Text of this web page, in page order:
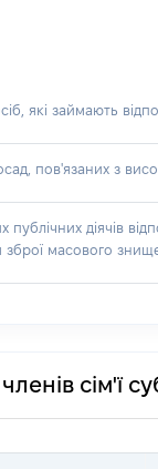
які займають
пов'язаних з
діячів
масового
сім'ї